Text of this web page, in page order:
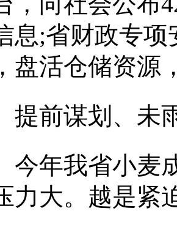
息;省财政专项
盘活仓储资源
前谋划、未雨
年我省小麦成
力大。越是紧